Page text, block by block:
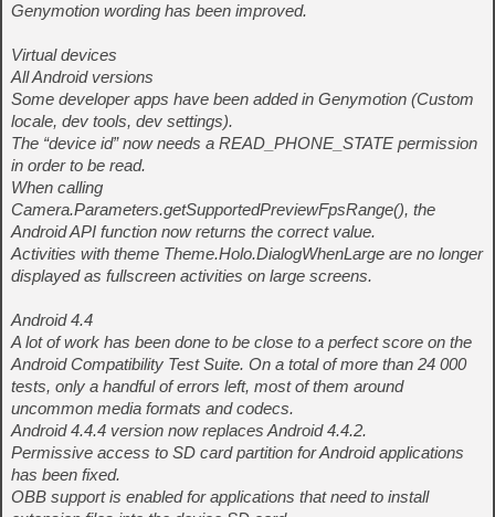
Genymotion wording has been improved.
Virtual devices
All Android versions
Some developer apps have been added in Genymotion (Custom
locale, dev tools, dev settings).
The “device id” now needs a READ_PHONE_STATE permission
in order to be read.
When calling
Camera.Parameters.getSupportedPreviewFpsRange(), the
Android API function now returns the correct value.
Activities with theme Theme.Holo.DialogWhenLarge are no longer
displayed as fullscreen activities on large screens.
Android 4.4
A lot of work has been done to be close to a perfect score on the
Android Compatibility Test Suite. On a total of more than 24 000
tests, only a handful of errors left, most of them around
uncommon media formats and codecs.
Android 4.4.4 version now replaces Android 4.4.2.
Permissive access to SD card partition for Android applications
has been fixed.
OBB support is enabled for applications that need to install